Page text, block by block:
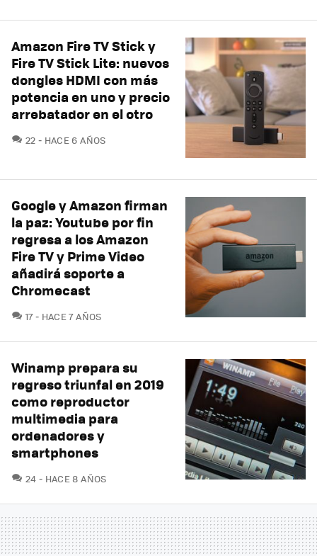
Amazon Fire TV Stick y
Fire TV Stick Lite: nuevos
dongles HDMI con más
potencia en uno y precio
arrebatador en el otro
22 COMENTARIOS
HACE 6 AÑOS
Google y Amazon firman
la paz: Youtube por fin
regresa a los Amazon
Fire TV y Prime Video
añadirá soporte a
Chromecast
17COMENTARIOS
HACE 7 AÑOS
Winamp prepara su
regreso triunfal en 2019
como reproductor
multimedia para
ordenadores y
smartphones
24 COMENTARIOS
HACE 8 AÑOS